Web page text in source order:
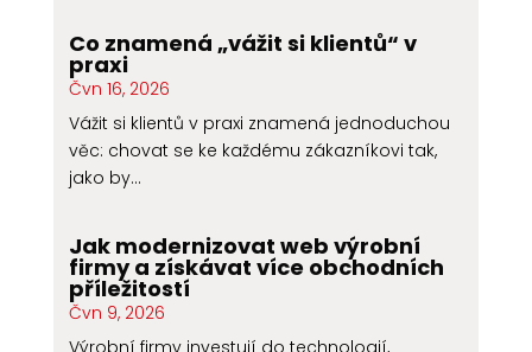
Co znamená „vážit si klientů“ v
praxi
Čvn 16, 2026
Vážit si klientů v praxi znamená jednoduchou
věc: chovat se ke každému zákazníkovi tak,
jako by...
Jak modernizovat web výrobní
firmy a získávat více obchodních
příležitostí
Čvn 9, 2026
Výrobní firmy investují do technologií,